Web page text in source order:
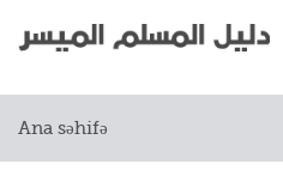
Giriş Shqip
Ana səhifə